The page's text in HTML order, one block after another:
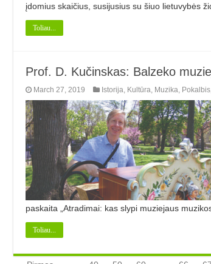
įdomius skaičius, susijusius su šiuo lietuvybės
Toliau...
Prof. D. Kučinskas: Balzeko
March 27, 2019 Istorija Kultūra Muzika Pokalbis,
paskaita „Atradimai: kas slypi muziejaus
Toliau...